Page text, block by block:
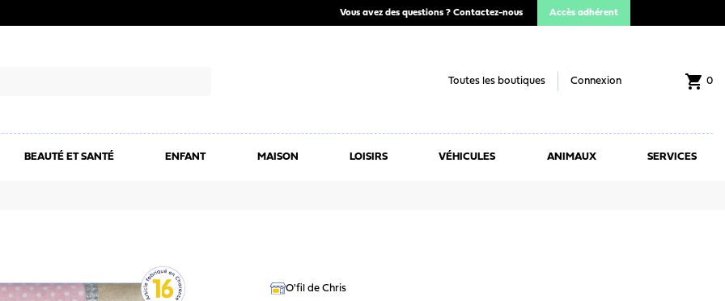
Vous avez des questions ? Contactez-nous Accès adhérent
Toutes les boutiques Connexion shopping_cart 0
BEAUTÉ ET SANTÉ ENFANT MAISON LOISIRS VÉHICULES ANIMAUX SERVICES
O'fil de Chris